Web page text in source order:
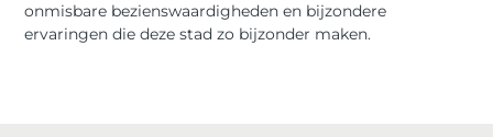
onmisbare bezienswaardigheden en bijzondere
ervaringen die deze stad zo bijzonder maken.